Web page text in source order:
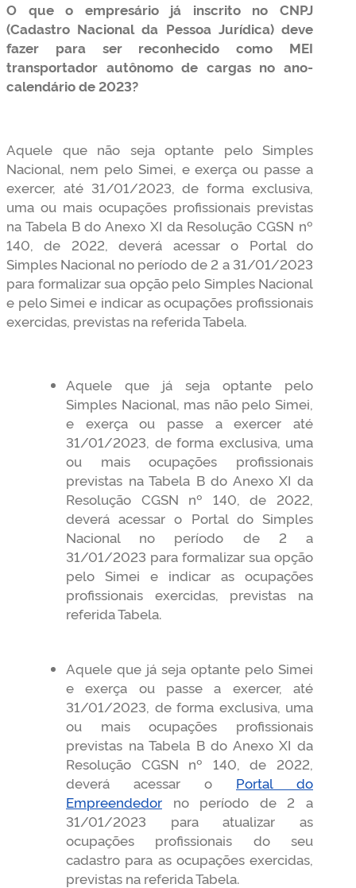
O que o empresário já inscrito no CNPJ
(Cadastro Nacional da Pessoa Jurídica) deve
fazer para ser reconhecido como MEI
transportador autônomo de cargas no ano-
calendário de 2023?
Aquele que não seja optante pelo Simples
Nacional, nem pelo Simei, e exerça ou passe a
exercer, até 31/01/2023, de forma exclusiva,
uma ou mais ocupações profissionais previstas
na Tabela B do Anexo XI da Resolução CGSN nº
140, de 2022, deverá acessar o Portal do
Simples Nacional no período de 2 a 31/01/2023
para formalizar sua opção pelo Simples Nacional
e pelo Simei e indicar as ocupações profissionais
exercidas, previstas na referida Tabela.
Aquele que já seja optante pelo
Simples Nacional, mas não pelo Simei,
e exerça ou passe a exercer até
31/01/2023, de forma exclusiva, uma
ou mais ocupações profissionais
previstas na Tabela B do Anexo XI da
Resolução CGSN nº 140, de 2022,
deverá acessar o Portal do Simples
Nacional no período de 2 a
31/01/2023 para formalizar sua opção
pelo Simei e indicar as ocupações
profissionais exercidas, previstas na
referida Tabela.
Aquele que já seja optante pelo Simei
e exerça ou passe a exercer, até
31/01/2023, de forma exclusiva, uma
ou mais ocupações profissionais
previstas na Tabela B do Anexo XI da
Resolução CGSN nº 140, de 2022,
deverá acessar o Portal do
Empreendedor no período de 2 a
31/01/2023 para atualizar as
ocupações profissionais do seu
cadastro para as ocupações exercidas,
previstas na referida Tabela.